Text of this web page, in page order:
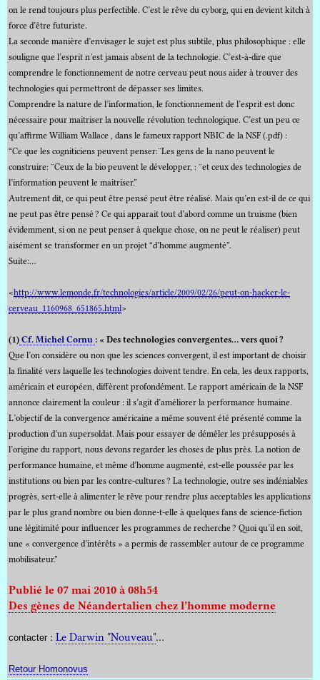
on le rend toujours plus perfectible. C’est le rêve du cyborg, qui en devient kitch à
force d’être futuriste.
La seconde manière d’envisager le sujet est plus subtile, plus philosophique : elle
souligne que l’esprit n’est jamais absent de la technologie. C’est-à-dire que
comprendre le fonctionnement de notre cerveau peut nous aider à trouver des
technologies qui permettront de dépasser ses limites.
Comprendre la nature de l’information, le fonctionnement de l’esprit est donc
nécessaire pour maitriser la nouvelle révolution technologique. C’est un peu ce
qu’affirme William Wallace , dans le fameux rapport NBIC de la NSF (.pdf) :
“Ce que les cogniticiens peuvent penser:¨Les gens de la nano peuvent le
construire: ¨Ceux de la bio peuvent le développer, : ¨et ceux des technologies de
l’information peuvent le maitriser.”
Autrement dit, ce qui peut être pensé peut être réalisé. Mais qu’en est-il de ce qui
ne peut pas être pensé ? Ce qui apparait tout d’abord comme un truisme (bien
évidemment, si on ne peut penser à quelque chose, on ne peut le réaliser) peut
aisément se transformer en un projet “d’homme augmenté”.
Suite:…
<http://www.lemonde.fr/technologies/article/2009/02/26/peut-on-hacker-le-
cerveau_1160968_651865.html>
(1) Cf. Michel Cornu : « Des technologies convergentes… vers quoi ?
Que l’on considère ou non que les sciences convergent, il est important de choisir
la finalité vers laquelle les technologies doivent tendre. En cela, les deux rapports,
américain et européen, diffèrent profondément. Le rapport américain de la NSF
annonce clairement la couleur : il s’agit d’améliorer la performance humaine.
L’objectif de la convergence américaine a même souvent été présenté comme la
production d’un supersoldat. Mais pour essayer de démêler les présupposés à
l’origine du rapport, nous devons regarder les choses de plus près. La notion de
performance humaine, et même d’homme augmenté, est-elle poussée par les
institutions ou bien par les contre-cultures ? La technologie, outre ses indéniables
progrès, sert-elle à alimenter le rêve pour rendre plus acceptables les applications
par le plus grand nombre ou bien donne-t-elle à quelques fans de science-fiction
une légitimité pour influencer les programmes de recherche ? Quoi qu’il en soit,
une « convergence d’intérêts » a permis de rassembler autour de ce programme
mobilisateur.”
Publié le 07 mai 2010 à 08h54
Des gènes de Néandertalien chez l’homme moderne
contacter : Le Darwin "Nouveau"…
Retour Homonovus